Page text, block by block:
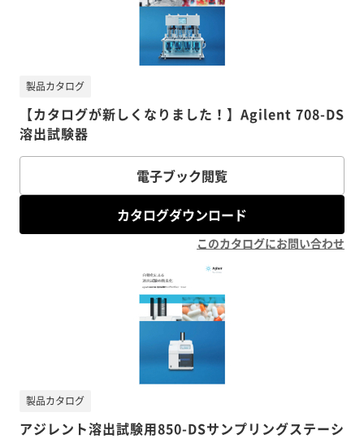
【カタログが新しくなりました！】Agilent 708-DS
溶出試験器
製品カタログ
電子ブック閲覧
カタログダウンロード
このカタログにお問い合わせ
アジレント溶出試験用850-DSサンプリングステーシ
製品カタログ